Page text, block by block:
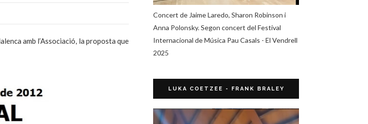
amb l’Associació, la proposta que
Concert de Jaime Laredo, Sharon Robinson i
Anna Polonsky. Segon concert del Festival
Internacional de Música Pau Casals - El Vendrell
2025
LUKA COETZEE - FRANK BRALEY